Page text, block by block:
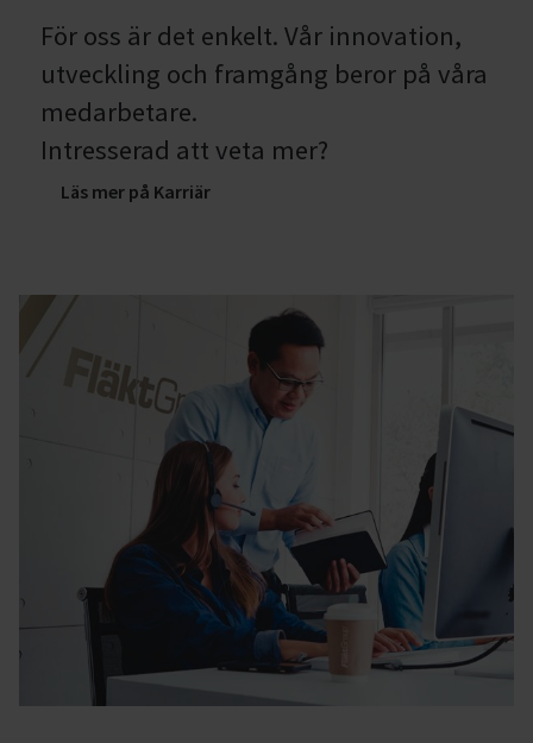
För oss är det enkelt. Vår innovation,
utveckling och framgång beror på våra
medarbetare.
Intresserad att veta mer?
Läs mer på Karriär